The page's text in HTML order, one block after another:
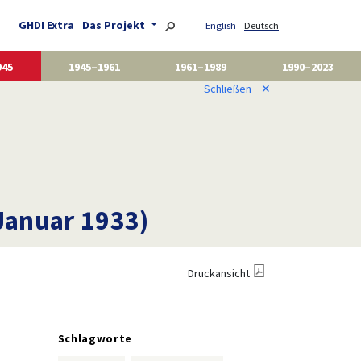
GHDI Extra Das Projekt English Deutsch
1945–1961 1961–1989
1990–2023
Schließen
✕
1933)
Druckansicht
Schlagworte